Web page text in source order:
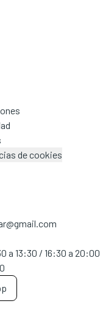
de cookies
a 13:30 / 16:30 a 20:00